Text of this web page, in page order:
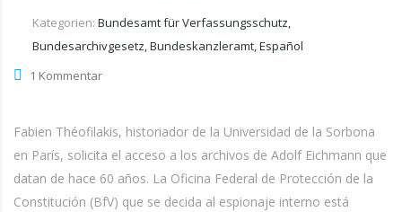
Kategorien: Bundesamt für Verfassungsschutz,
Bundesarchivgesetz, Bundeskanzleramt, Español
1 Kommentar
Fabien Théofilakis, historiador de la Universidad de la Sorbona
en París, solicita el acceso a los archivos de Adolf Eichmann que
datan de hace 60 años. La Oficina Federal de Protección de la
Constitución (BfV) que se decida al espionaje interno está